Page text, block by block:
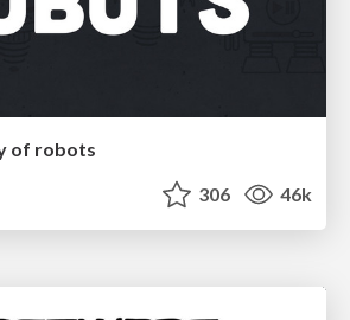
of robots
306 46k